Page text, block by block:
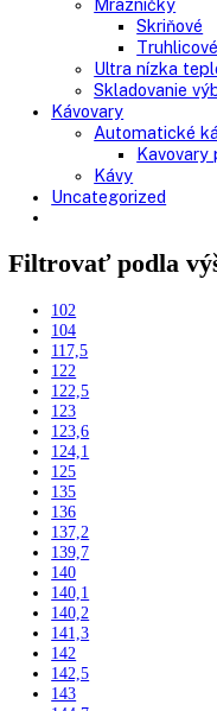
Chladnie
Vinotéky
Pekárne
Výskum a
Kávovary
Uncategorized
Filtrovať podla